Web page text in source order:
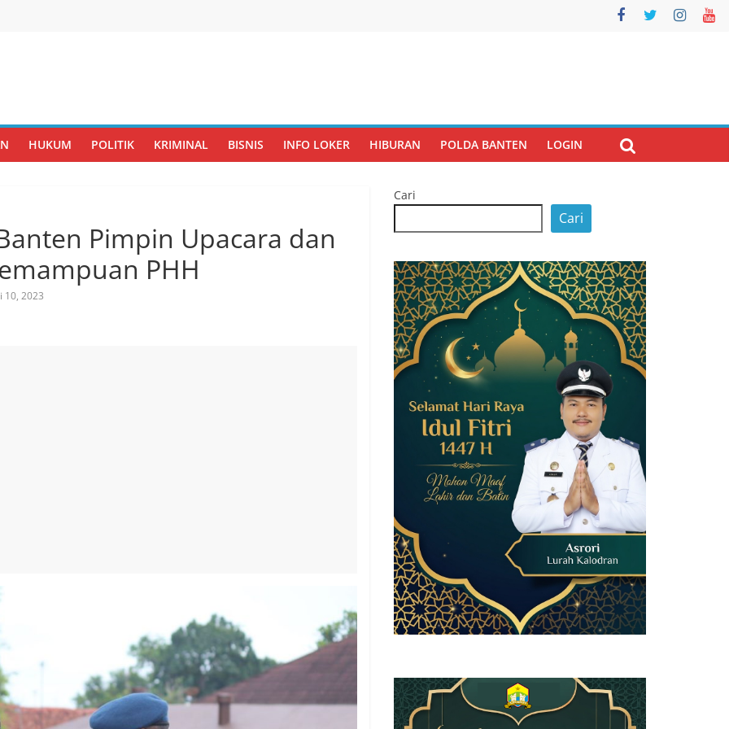
HUKUM POLITIK KRIMINAL BISNIS INFO LOKER HIBURAN POLDA BANTEN LOGIN
Pimpin Upacara dan
PHH
10, 2023
Cari
Cari